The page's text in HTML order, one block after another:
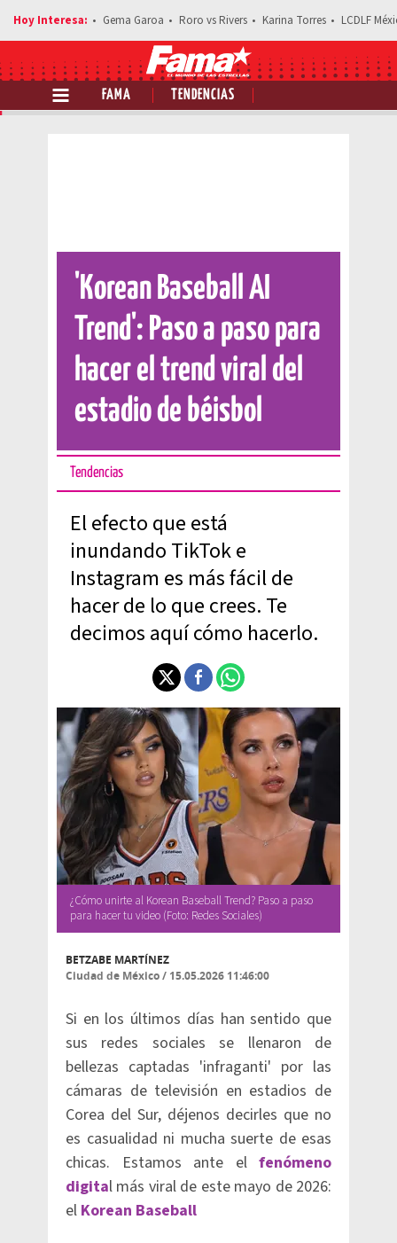
Gema Garoa Roro vs Rivers Karina Torres LCDLF
FAMA TENDENCIAS
Comparte esta noticia
'Korean Baseball AI
Trend': Paso a paso para
hacer el trend viral del
estadio de béisbol
Tendencias
El efecto que está
inundando TikTok e
Instagram es más fácil de
hacer de lo que crees. Te
decimos aquí cómo hacerlo.
¿Cómo unirte al Korean Baseball Trend? Paso a paso
para hacer tu video (Foto: Redes Sociales)
BETZABE MARTÍNEZ
Ciudad de México/ 15.05.2026 11:46:00
Si en los últimos días han sentido que
sus redes sociales se llenaron de
bellezas captadas 'infraganti' por las
cámaras de televisión en estadios de
Corea del Sur, déjenos decirles que no
es casualidad ni mucha suerte de esas
chicas. Estamos ante elfenómeno
digital más viral de este mayo de 2026:
el Korean Baseball